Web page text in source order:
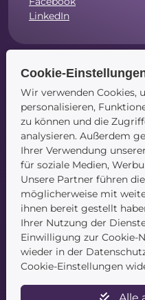
LinkedIn
Navigation
Startseite
Blog
Kontakt
Service
Newsletter
Cookie-
Wir verwenden Cookies,
personalisieren,
zu können und die
analysieren. Außerdem
Ihrer Verwendung
für soziale Medien,
Unsere Partner führen
möglicherweise mit
ihnen bereit gestellt
Ihrer Nutzung der
Einwilligung zur Cookie-
wieder in der
Cookie-Einstellungen
Alle